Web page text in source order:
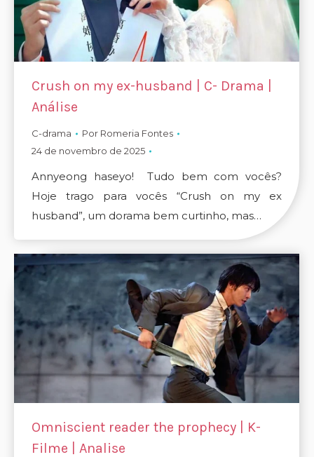
Crush on my ex-husband | C- Drama |
Análise
C-drama Por Romeria Fontes
24 de novembro de 2025
Annyeong haseyo! Tudo bem com vocês?
Hoje trago para vocês “Crush on my ex
husband”, um dorama bem curtinho, mas…
Omniscient reader the prophecy | K-
Filme | Analise